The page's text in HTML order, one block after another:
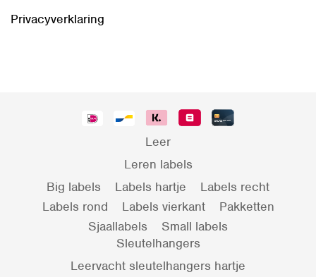
Privacyverklaring
Leer
Leren labels
Big labels
Labels hartje
Labels recht
Labels rond
Labels vierkant
Pakketten
Sjaallabels
Small labels
Sleutelhangers
Leervacht sleutelhangers hartje